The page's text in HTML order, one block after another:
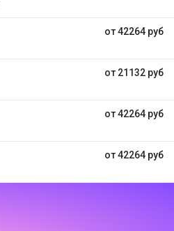
от 42264 руб
от 21132 руб
от 42264 руб
от 42264 руб